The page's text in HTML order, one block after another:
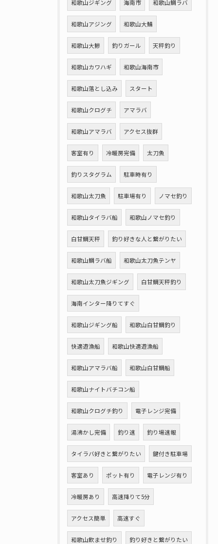
和歌山ジギング 海南市 和歌山鯛ラバ
和歌山アジング 和歌山大鯖
和歌山大鯵 釣りガール 天秤釣り
和歌山カワハギ 和歌山海南市
和歌山落とし込み スタート
和歌山クログチ アマラバ
和歌山アマラバ アクセス抜群
客室有り 冷暖房完備 太刀魚
釣りスタグラム 駐車時有り
和歌山太刀魚 駐車場有り ノマセ釣り
和歌山タイラバ船 和歌山ノマセ釣り
白甘鯛天秤 釣り好きな人と繋がりたい
和歌山鯛ラバ船 和歌山太刀魚テンヤ
和歌山太刀魚ジギング 白甘鯛天秤釣り
海南インター降りてすぐ
和歌山ジギング船 和歌山白甘鯛釣り
快適遊漁船 和歌山快適遊漁船
和歌山アマラバ船 和歌山白甘鯛船
和歌山ナイトバチコン船
和歌山クログチ釣り 電子レンジ完備
湯沸かし完備 釣り速 釣り場速報
タイラバ好きと繋がりたい 鍵付き駐車場
客室あり ポット有り 電子レンジ有り
冷暖房あり 高速降りて5分
アクセス簡単 高速すぐ
和歌山飲ませ釣り 釣り好きと繋がりたい